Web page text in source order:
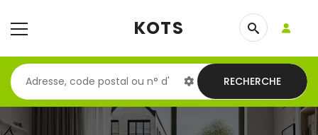
KOTS
RECHERCHE